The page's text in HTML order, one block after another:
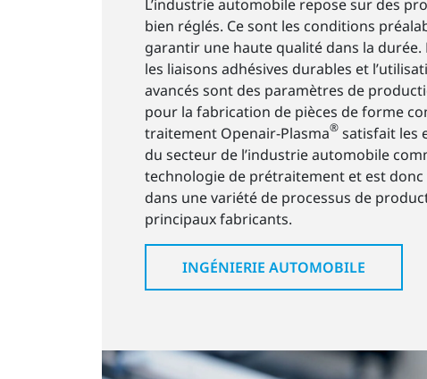
L’industrie automobile repose sur des
bien réglés. Ce sont les conditions
garantir une haute qualité dans la durée.
les liaisons adhésives durables et
avancés sont des paramètres de
pour la fabrication de pièces de forme
traitement Openair-Plasma® satisfait les
du secteur de l’industrie automobile
technologie de prétraitement et est
dans une variété de processus de
principaux fabricants.
INGÉNIERIE AUTOMOBILE